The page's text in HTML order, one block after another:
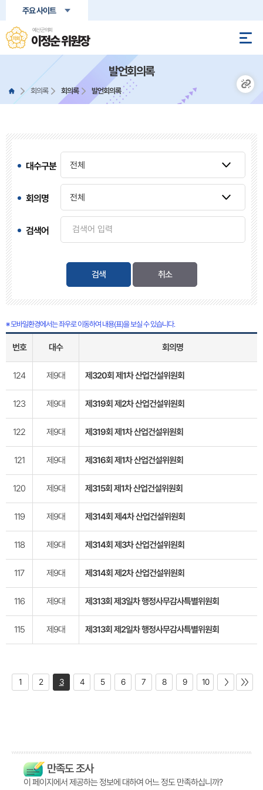
본문바로가기
주요 사이트
예산군의회
이정순 위원장
발언회의록
회의록 회의록 발언회의록
대수구분
회의명
검색어
검색
※ 모바일환경에서는 좌우로 이동하여 내용(표)을 보실 수 있습니다.
번호 대수 회의명
124 제9대 제320회 제1차 산업건설위원회
123 제9대 제319회 제2차 산업건설위원회
122 제9대 제319회 제1차 산업건설위원회
121 제9대 제316회 제1차 산업건설위원회
120 제9대 제315회 제1차 산업건설위원회
119 제9대 제314회 제4차 산업건설위원회
118 제9대 제314회 제3차 산업건설위원회
117 제9대 제314회 제2차 산업건설위원회
116 제9대 제313회 제3일차 행정사무감사특별위원회
115 제9대 제313회 제2일차 행정사무감사특별위원회
1 2 3 4 5 6 7 8 9 10
만족도 조사
이 페이지에서 제공하는 정보에 대하여 어느 정도 만족하십니까?